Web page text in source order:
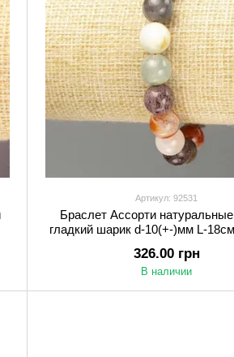
Артикул: 92531
Браслет Ассорти
гладкий шарик d-10(+-)мм L-
326.00 грн
В наличии